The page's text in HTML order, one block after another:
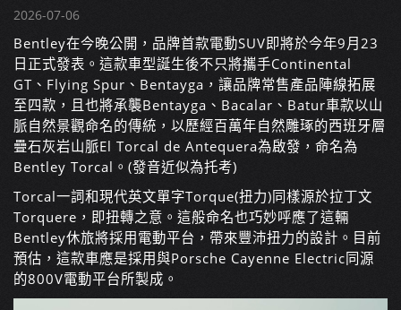
2026-07-06
Bentley在今晚公開，品牌首款電動SUV即將於今年9月23
日正式發表。這款車型誕生後不只將攜手Continental
GT、Flying Spur、Bentayga，讓品牌常售產品陣線拓展
至四款，且也將承襲Bentayga、Bacalar、Batur車款以山
脈自然景觀命名的傳統，以歷經百萬年自然雕琢的西班牙層
疊石灰岩山脈El Torcal de Antequera為啟發，命名為
Bentley Torcal。(發音近似為托考)
Torcal一詞和現代英文單字Torque(扭力)同樣源於拉丁文
Torquere，即扭轉之意。這般命名也巧妙呼應了這輛
Bentley休旅將採用電動平台，帶來豐沛扭力的設計。目前
預估，這款車應是採用與Porsche Cayenne Electric同源
的800V電動平台所製成。